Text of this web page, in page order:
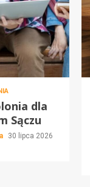
dla
Sączu
30 lipca 2026